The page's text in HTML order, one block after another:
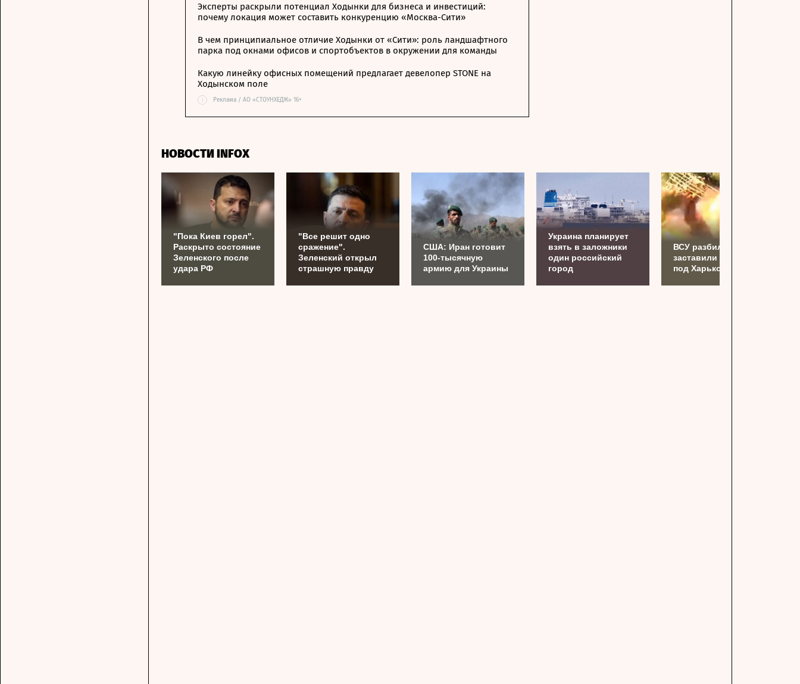
Эксперты раскрыли потенциал Ходынки для бизнеса и инвестиций:
почему локация может составить конкуренцию «Москва-Сити»
В чем принципиальное отличие Ходынки от «Сити»: роль ландшафтного
парка под окнами офисов и спортобъектов в окружении для команды
Какую линейку офисных помещений предлагает девелопер STONE на
Ходынском поле
i Реклама / АО «СТОУНХЕДЖ» 16+
НОВОСТИ INFOX
"Пока Киев горел".
Раскрыто состояние
Зеленского после
удара РФ
"Все решит одно
сражение".
Зеленский открыл
страшную правду
США: Иран готовит
100-тысячную
армию для Украины
Украина планирует
взять в заложники
один российский
город
ВСУ разбили и
заставили бежать
под Харьковом